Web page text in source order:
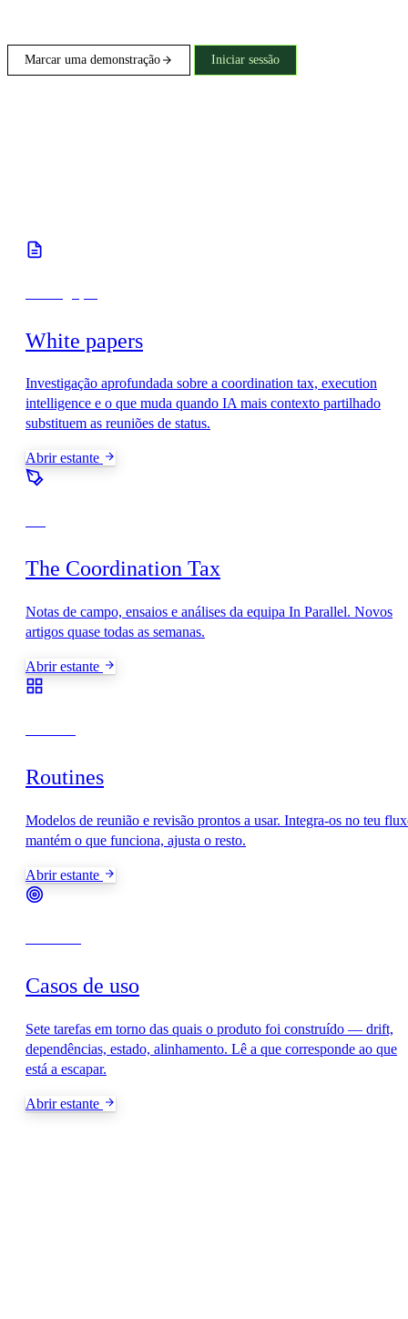
Marcar uma demonstração Iniciar sessão
White papers
Investigação aprofundada sobre a coordination tax, execution
intelligence e o que muda quando IA mais contexto partilhado
substituem as reuniões de status.
Abrir estante
The Coordination Tax
Notas de campo, ensaios e análises da equipa In Parallel. Novos
artigos quase todas as semanas.
Abrir estante
Routines
Modelos de reunião e revisão prontos a usar. Integra-os no teu
mantém o que funciona, ajusta o resto.
Abrir estante
Casos de uso
Sete tarefas em torno das quais o produto foi construído — drift,
dependências, estado, alinhamento. Lê a que corresponde ao que
está a escapar.
Abrir estante